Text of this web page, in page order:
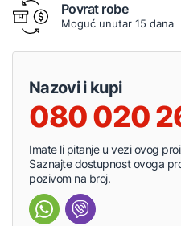
Povrat robe
Moguć unutar 15 dana
Nazovi i kupi
080 020
Imate li pitanje u vezi ovog
Saznajte dostupnost ovoga
pozivom na broj.